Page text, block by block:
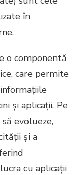
în
o componentă
care permite
și aplicații. Pe
evolueze,
și a
cu aplicații